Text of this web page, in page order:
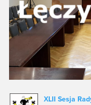
XLII Sesja